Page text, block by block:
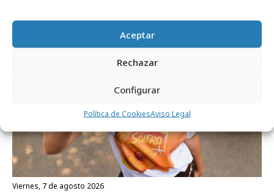
Aceptar
Rechazar
Configurar
Política de CookiesAviso Legal
viernes, 7 de agosto 2026